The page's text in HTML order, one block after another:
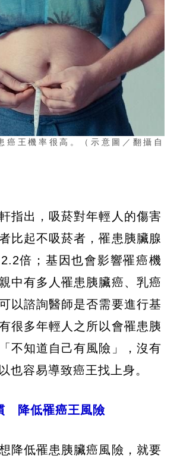
癌王機率很高。（示意圖／翻攝自
指出，吸菸對年輕人的傷害
比起不吸菸者，罹患胰臟腺
倍；基因也會影響罹癌機
中有多人罹患胰臟癌、乳癌
以諮詢醫師是否需要進行基
很多年輕人之所以會罹患胰
不知道自己有風險」，沒有
也容易導致癌王找上身。
降低罹癌王風險
降低罹患胰臟癌風險，就要